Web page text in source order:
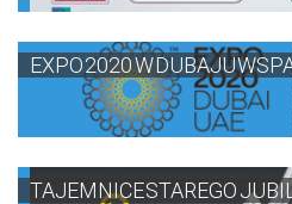
EXPO 2020 W DUBAJU
TAJEMNICE STAREGO